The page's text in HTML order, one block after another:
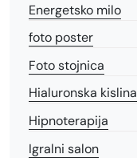
Energetsko milo
foto poster
Foto stojnica
Hialuronska kislina
Hipnoterapija
Igralni salon